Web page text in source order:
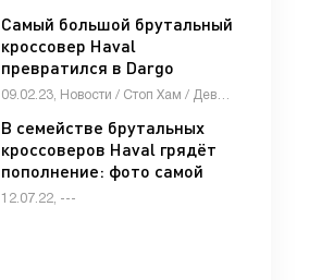
Самый большой брутальный
кроссовер Haval
превратился в Dargo
второго поколения -
09.02.23, Новости / Стоп Хам / Девушки и автомобили / Видео новости / Мотоциклы / Тест-драйвы / Автосалоны / Каталог авто
В семействе брутальных
кроссоверов Haval грядёт
пополнение: фото самой
дешёвой модели - «Haval»
12.07.22, ---